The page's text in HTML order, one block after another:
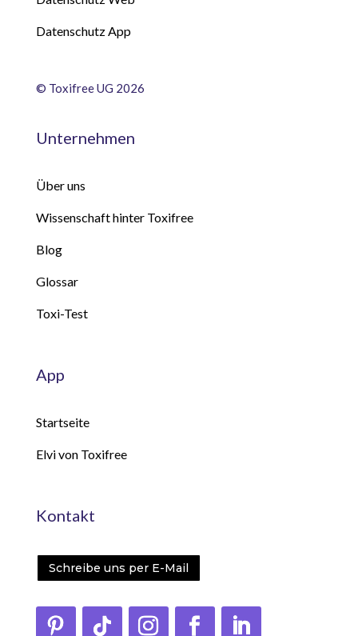
Datenschutz App
© Toxifree UG 2026
Unternehmen
Über uns
Wissenschaft hinter Toxifree
Blog
Glossar
Toxi-Test
App
Startseite
Elvi von Toxifree
Kontakt
Schreibe uns per E-Mail